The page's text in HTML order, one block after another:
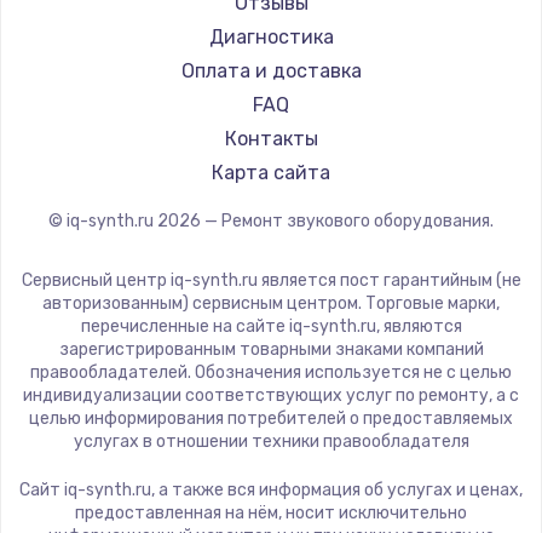
Заказать
880 руб.
2745 руб.
Заказать
Замена северного моста
2600 руб.
Заказать
Диагностика
Оплата и доставка
FAQ
Контакты
Карта сайта
© iq-synth.ru 2026 — Ремонт звукового оборудования.
Сервисный центр iq-synth.ru является пост гарантийным (не
авторизованным) сервисным центром. Торговые марки,
перечисленные на сайте iq-synth.ru, являются
зарегистрированным товарными знаками компаний
правообладателей. Обозначения используется не с целью
индивидуализации соответствующих услуг по ремонту, а с
целью информирования потребителей о предоставляемых
услугах в отношении техники правообладателя
Сайт iq-synth.ru, а также вся информация об услугах и ценах,
предоставленная на нём, носит исключительно